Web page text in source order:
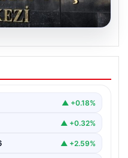
ne zaman?
Para Politikası▲ +0.18%
▲ +0.32%
▲ +2.59%